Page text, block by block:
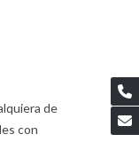
de
con